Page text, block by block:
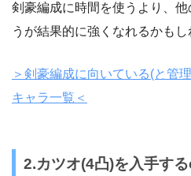
剣豪編成に時間を使うより、
うが結果的に強くなれるかもし
＞剣豪編成に向いている(と管
キャラ一覧＜
2.カツオ(4凸)を入手す